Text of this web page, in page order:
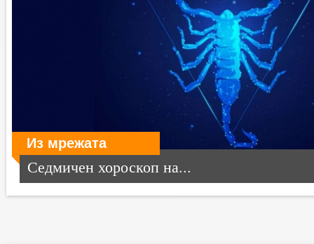
Из мрежата
Седмичен хороскоп на...